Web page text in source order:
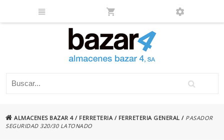
ALMACENES BAZAR 4/ FERRETERIA / FERRETERIA GENERAL / PASADOR
SEGURIDAD 320/30 LATONADO